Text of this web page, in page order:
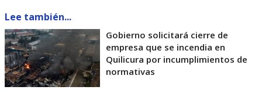
Lee también...
Gobierno solicitará cierre de
empresa que se incendia en
Quilicura por incumplimientos de
normativas